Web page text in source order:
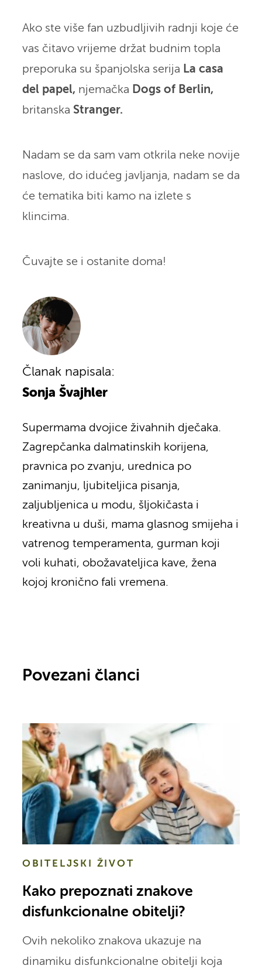
Ako ste više fan uzbudljivih radnji koje će
vas čitavo vrijeme držat budnim topla
preporuka su španjolska serija La casa
del papel, njemačka Dogs of Berlin,
britanska Stranger.
Nadam se da sam vam otkrila neke novije
naslove, do idućeg javljanja, nadam se da
će tematika biti kamo na izlete s
klincima.
Čuvajte se i ostanite doma!
Članak napisala:
Sonja Švajhler
Supermama dvojice živahnih dječaka.
Zagrepčanka dalmatinskih korijena,
pravnica po zvanju, urednica po
zanimanju, ljubiteljica pisanja,
zaljubljenica u modu, šljokičasta i
kreativna u duši, mama glasnog smijeha i
vatrenog temperamenta, gurman koji
voli kuhati, obožavateljica kave, žena
kojoj kronično fali vremena.
Povezani članci
OBITELJSKI ŽIVOT
Kako prepoznati znakove
disfunkcionalne obitelji?
Ovih nekoliko znakova ukazuje na
dinamiku disfunkcionalne obitelji koja